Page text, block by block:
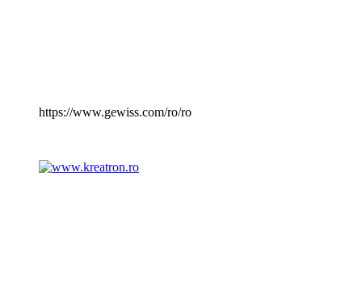
https://www.gewiss.com/ro/ro